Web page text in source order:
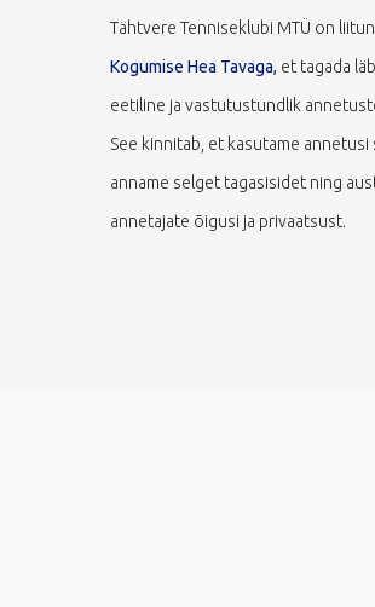
Tähtvere Tenniseklubi MTÜ on
Kogumise Hea Tavaga, et tagada
eetiline ja vastutustundlik
See kinnitab, et kasutame annetusi
anname selget tagasisidet ning
annetajate õigusi ja privaatsust.